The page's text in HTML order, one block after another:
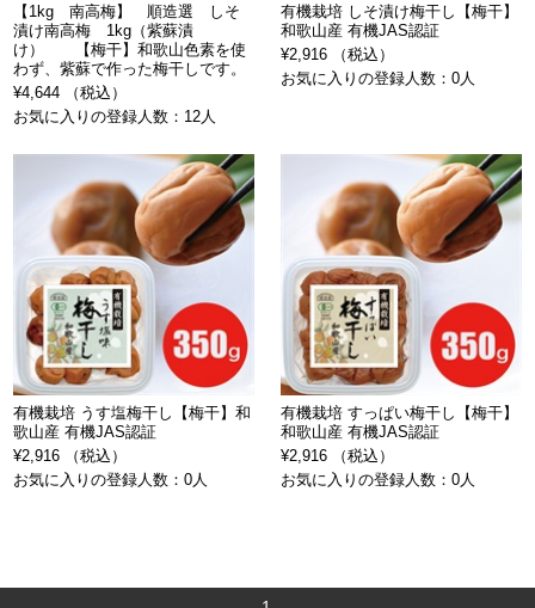
【1kg 南高梅】 順造選 しそ
漬け南高梅 1kg（紫蘇漬
け） 【梅干】和歌山色素を使
わず、紫蘇で作った梅干しです。
¥4,644 （税込）
お気に入りの登録人数：12人
有機栽培 しそ漬け梅干し【梅干】
和歌山産 有機JAS認証
¥2,916 （税込）
お気に入りの登録人数：0人
有機栽培 うす塩梅干し【梅干】和
歌山産 有機JAS認証
¥2,916 （税込）
お気に入りの登録人数：0人
有機栽培 すっぱい梅干し【梅干】
和歌山産 有機JAS認証
¥2,916 （税込）
お気に入りの登録人数：0人